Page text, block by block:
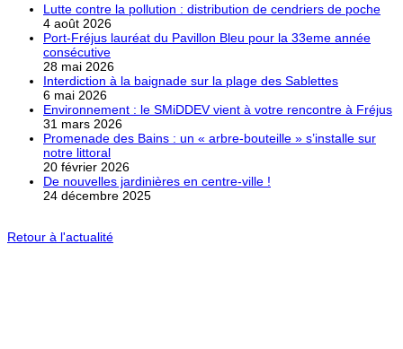
Lutte contre la pollution : distribution de cendriers de poche
4 août 2026
Port-Fréjus lauréat du Pavillon Bleu pour la 33eme année
consécutive
28 mai 2026
Interdiction à la baignade sur la plage des Sablettes
6 mai 2026
Environnement : le SMiDDEV vient à votre rencontre à Fréjus
31 mars 2026
Promenade des Bains : un « arbre-bouteille » s’installe sur
notre littoral
20 février 2026
De nouvelles jardinières en centre-ville !
24 décembre 2025
Retour à l'actualité